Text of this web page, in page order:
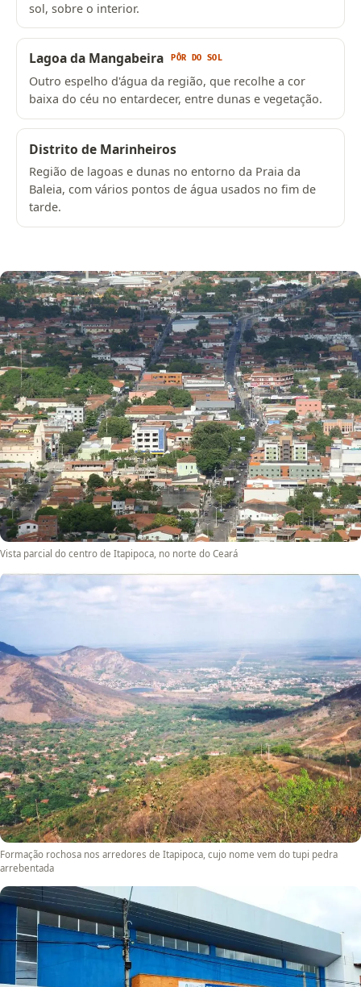
sol, sobre o interior.
Lagoa da Mangabeira PÔR DO SOL
Outro espelho d'água da região, que recolhe a cor
baixa do céu no entardecer, entre dunas e vegetação.
Distrito de Marinheiros
Região de lagoas e dunas no entorno da Praia da
Baleia, com vários pontos de água usados no fim de
tarde.
Vista parcial do centro de Itapipoca, no norte do Ceará
Formação rochosa nos arredores de Itapipoca, cujo nome vem do tupi pedra
arrebentada